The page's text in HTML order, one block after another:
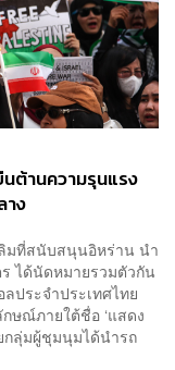
ต้านความรุนแรง
าง
มที่สนับสนุนอิหร่าน นำ
ได้นัดหมายรวมตัวกัน
ประจำประเทศไทย
ษณ์ภายใต้ชื่อ ‘แสดง
กลุ่มผู้ชุมนุมได้นำรถ